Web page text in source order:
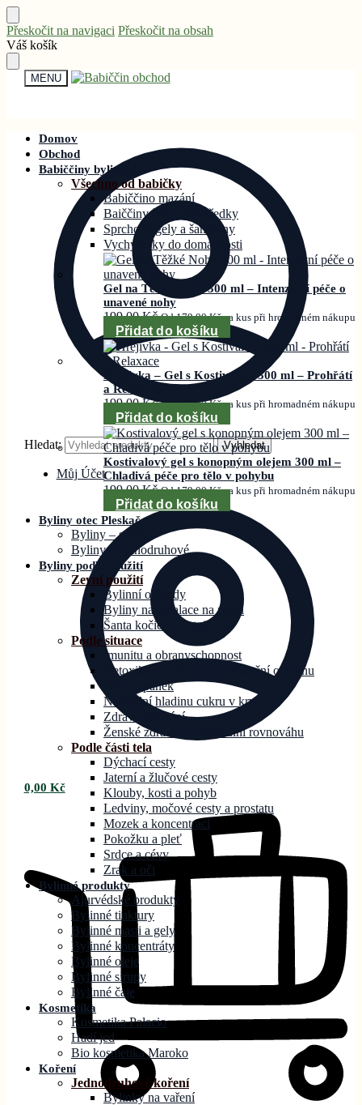
Přeskočit na navigaci Přeskočit na obsah
Váš košík
MENU
Hledat: Vyhledat
Můj Účet
0,00 Kč
Domov
Obchod
Babiččiny bylinky®
Všechno od babičky
Babiččino mazání
Baiččiny čistící prostředky
Sprchové gely a šampony
Vychytávky do domácnosti
Gel na Těžké Nohy 300 ml – Intenzivní péče o
unavené nohy
199,00Kč Od179,00Kčza kus při hromadném nákupu
Přidat do košíku
Hřejivka – Gel s Kostivalem 300 ml – Prohřátí
a Relaxace
199,00Kč Od179,00Kčza kus při hromadném nákupu
Přidat do košíku
Kostivalový gel s konopným olejem 300 ml –
Chladivá péče pro tělo v pohybu
199,00Kč Od179,00Kčza kus při hromadném nákupu
Přidat do košíku
Byliny otec Pleskač
Byliny – směsi
Byliny – jednodruhové
Byliny podle použití
Zevní použití
Bylinní obklady
Byliny na inhalace na rýmu
Šanta kočičí – Catnip
Podle situace
Imunitu a obranyschopnost
Detoxikaci, očistu a antioxidační ochranu
Klid a spánek
Normální hladinu cukru v krvi
Zdravé zažívání
Ženské zdraví a hormonální rovnováhu
Podle části tela
Dýchací cesty
Jaterní a žlučové cesty
Klouby, kosti a pohyb
Ledviny, močové cesty a prostatu
Mozek a koncentraci
Pokožku a pleť
Srdce a cévy
Zrak a oči
Bylinné produkty
Ajurvédské produkty
Bylinné tinktury
Bylinné masti a gely
Bylinné koncentráty
Bylinné oleje
Bylinné sirupy
Bylinné čaje
Kosmetika
Kosmetika Palacio
Hadí jed
Bio kosmetika Maroko
Koření
Jednodruhové koření
Bylinky na vaření